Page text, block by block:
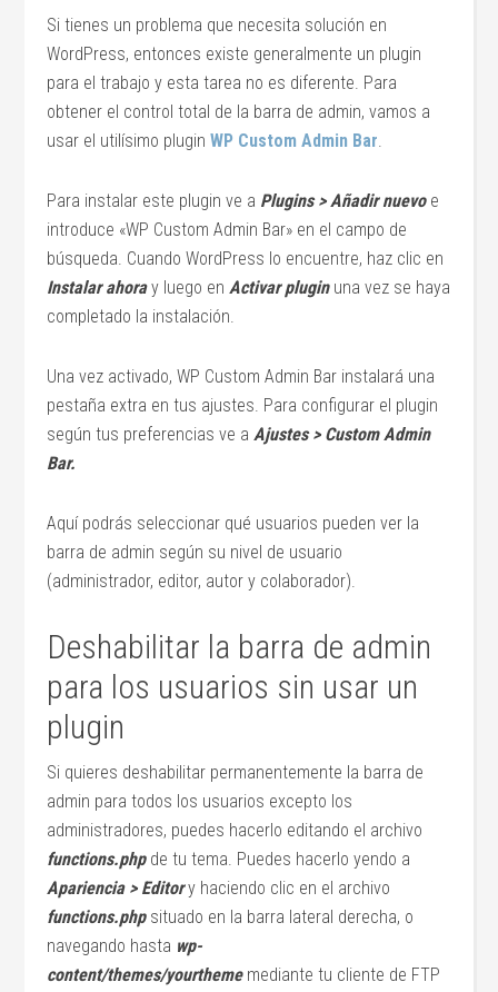
Si tienes un problema que necesita solución en
WordPress, entonces existe generalmente un plugin
para el trabajo y esta tarea no es diferente. Para
obtener el control total de la barra de admin, vamos a
usar el utilísimo pluginWP Custom Admin Bar.
Para instalar este plugin ve a Plugins > Añadir nuevoe
introduce «WP Custom Admin Bar» en el campo de
búsqueda. Cuando WordPress lo encuentre, haz clic en
Instalar ahoray luego enActivar pluginuna vez se haya
completado la instalación.
Una vez activado, WP Custom Admin Bar instalará una
pestaña extra en tus ajustes. Para configurar el plugin
según tus preferencias ve aAjustes > Custom Admin
Bar.
Aquí podrás seleccionar qué usuarios pueden ver la
barra de admin según su nivel de usuario
(administrador, editor, autor y colaborador).
Deshabilitar la barra de admin
para los usuarios sin usar un
plugin
Si quieres deshabilitar permanentemente la barra de
admin para todos los usuarios excepto los
administradores, puedes hacerlo editando el archivo
functions.phpde tu tema. Puedes hacerlo yendo a
Apariencia > Editory haciendo clic en el archivo
functions.phpsituado en la barra lateral derecha, o
navegando hasta wp-
content/themes/yourthememediante tu cliente de FTP